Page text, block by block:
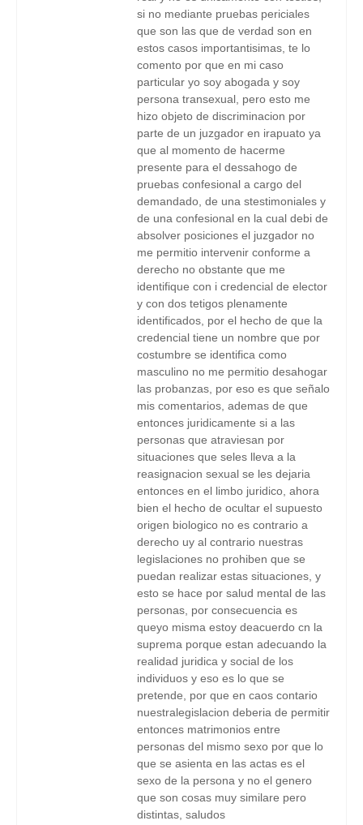
si no mediante pruebas periciales
que son las que de verdad son en
estos casos importantisimas, te lo
comento por que en mi caso
particular yo soy abogada y soy
persona transexual, pero esto me
hizo objeto de discriminacion por
parte de un juzgador en irapuato ya
que al momento de hacerme
presente para el dessahogo de
pruebas confesional a cargo del
demandado, de una stestimoniales y
de una confesional en la cual debi de
absolver posiciones el juzgador no
me permitio intervenir conforme a
derecho no obstante que me
identifique con i credencial de elector
y con dos tetigos plenamente
identificados, por el hecho de que la
credencial tiene un nombre que por
costumbre se identifica como
masculino no me permitio desahogar
las probanzas, por eso es que señalo
mis comentarios, ademas de que
entonces juridicamente si a las
personas que atraviesan por
situaciones que seles lleva a la
reasignacion sexual se les dejaria
entonces en el limbo juridico, ahora
bien el hecho de ocultar el supuesto
origen biologico no es contrario a
derecho uy al contrario nuestras
legislaciones no prohiben que se
puedan realizar estas situaciones, y
esto se hace por salud mental de las
personas, por consecuencia es
queyo misma estoy deacuerdo cn la
suprema porque estan adecuando la
realidad juridica y social de los
individuos y eso es lo que se
pretende, por que en caos contario
nuestralegislacion deberia de permitir
entonces matrimonios entre
personas del mismo sexo por que lo
que se asienta en las actas es el
sexo de la persona y no el genero
que son cosas muy similare pero
distintas, saludos